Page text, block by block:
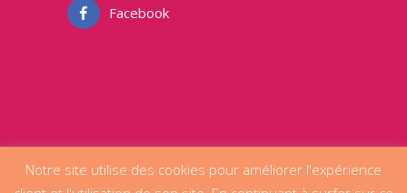
Facebook
Notre site utilise des cookies pour améliorer l'expérience